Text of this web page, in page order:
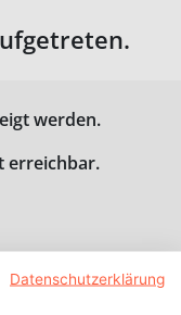
werden.
erreichbar.
Datenschutzerklärung